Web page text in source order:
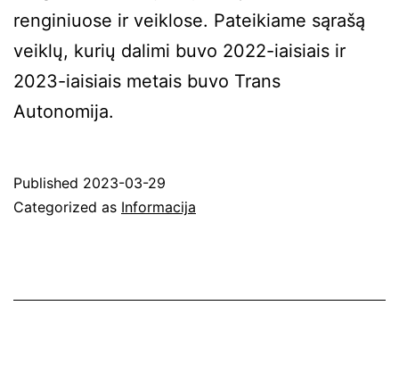
renginiuose ir veiklose. Pateikiame sąrašą
veiklų, kurių dalimi buvo 2022-iaisiais ir
2023-iaisiais metais buvo Trans
Autonomija.
Published 2023-03-29
Categorized as Informacija